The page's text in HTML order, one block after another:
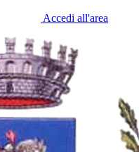
Accedi all'area